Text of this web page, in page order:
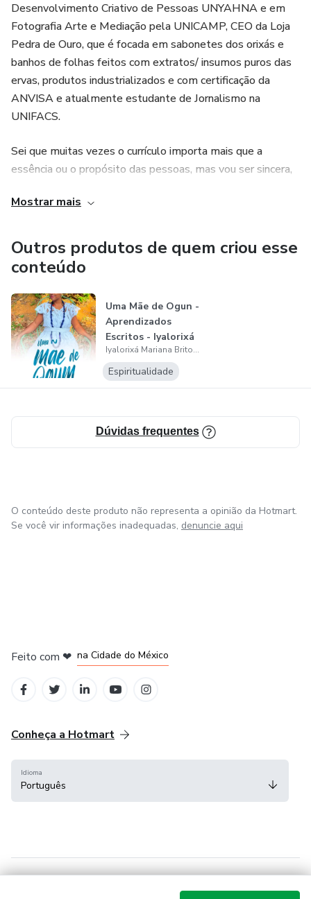
Desenvolvimento Criativo de Pessoas UNYAHNA e em
Fotografia Arte e Mediação pela UNICAMP, CEO da Loja
Pedra de Ouro, que é focada em sabonetes dos orixás e
banhos de folhas feitos com extratos/ insumos puros das
ervas, produtos industrializados e com certificação da
ANVISA e atualmente estudante de Jornalismo na
UNIFACS.
Sei que muitas vezes o currículo importa mais que a
essência ou o propósito das pessoas, mas vou ser sincera,
terreiro de candomblé o mais rápido possível, já o meu
marginalizado ou que as pessoas só procuram quando
estão precisando de socorro, ou vão atrás escondidos
porque sentem vergonha.
É através dos meus atendimentos do jogo de buzios, dos
meus produtos da ' Loja Pedra de Ouro', dos meus
conteúdos nas redes e agora, através do meu e-book, mais
outros mil movimentos que farei no futuro, que alcançarei o
meu Objetivo e chegarei no meu Propósito.
Contato: 71 99984-7172 (WhatsApp)
Mostrar mais
Outros produtos de quem criou esse
conteúdo
Uma Mãe de Ogun -
Aprendizados
Escritos - Iyalorixá
Mariana...
Iyalorixá Mariana Brito de Ogun
Espiritualidade
Dúvidas frequentes
O conteúdo deste produto não representa a opinião da Hotmart.
Se você vir informações inadequadas, denuncie aqui
Feito com ❤ na Cidade do México
Conheça a Hotmart
Idioma
Português